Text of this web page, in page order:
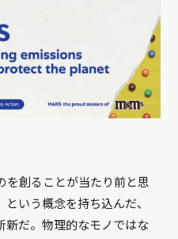
を創ることが当たり前と思
いう概念を持ち込んだ、
新だ。物理的なモノではな